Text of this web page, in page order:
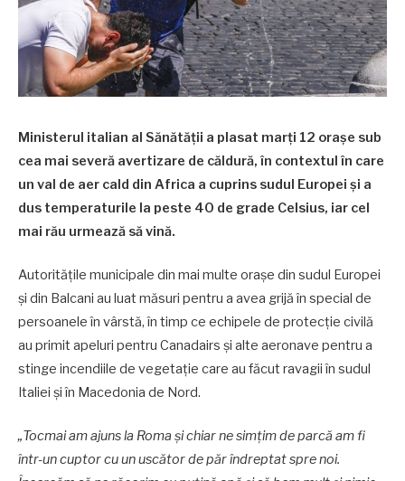
Ministerul italian al Sănătății a plasat marți 12 orașe sub
cea mai severă avertizare de căldură, în contextul în care
un val de aer cald din Africa a cuprins sudul Europei și a
dus temperaturile la peste 40 de grade Celsius, iar cel
mai rău urmează să vină.
Autoritățile municipale din mai multe orașe din sudul Europei
și din Balcani au luat măsuri pentru a avea grijă în special de
persoanele în vârstă, în timp ce echipele de protecție civilă
au primit apeluri pentru Canadairs și alte aeronave pentru a
stinge incendiile de vegetație care au făcut ravagii în sudul
Italiei și în Macedonia de Nord.
„Tocmai am ajuns la Roma și chiar ne simțim de parcă am fi
într-un cuptor cu un uscător de păr îndreptat spre noi.